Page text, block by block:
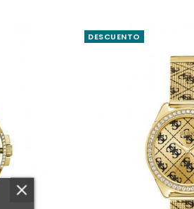
DESCUENTO